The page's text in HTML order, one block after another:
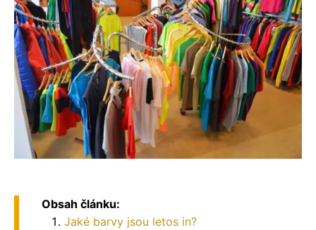
Obsah článku:
Jaké barvy jsou letos in?